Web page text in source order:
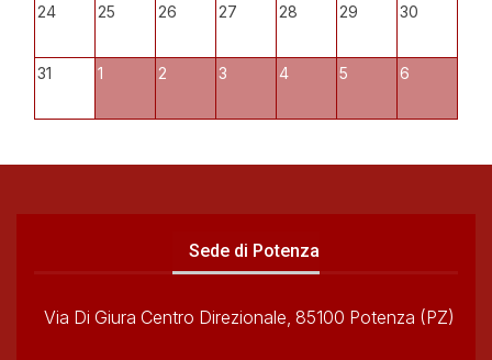
24 25 26 27 28 29 30
31 1 2 3 4 5 6
Sede di Potenza
Via Di Giura Centro Direzionale, 85100 Potenza (PZ)